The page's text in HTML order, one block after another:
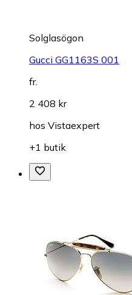
Solglasögon
Gucci GG1163S 001
fr.
2 408 kr
hos Vistaexpert
+1 butik